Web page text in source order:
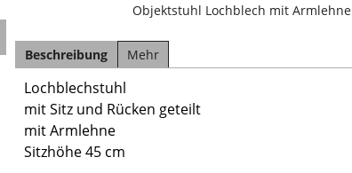
Objektstuhl Lochblech mit Armlehne
Beschreibung Mehr
Lochblechstuhl
mit Sitz und Rücken geteilt
mit Armlehne
Sitzhöhe 45 cm